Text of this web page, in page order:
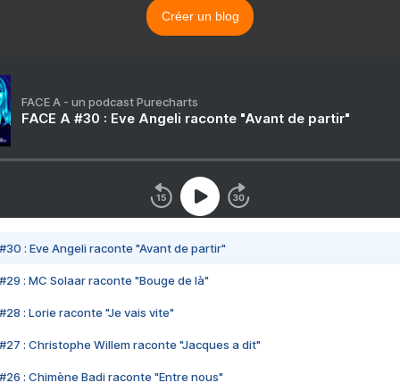
Créer un blog
FACE A - un podcast Purecharts
FACE A #30 : Eve Angeli raconte "Avant de partir"
#30 : Eve Angeli raconte "Avant de partir"
#29 : MC Solaar raconte "Bouge de là"
#28 : Lorie raconte "Je vais vite"
#27 : Christophe Willem raconte "Jacques a dit"
#26 : Chimène Badi raconte "Entre nous"